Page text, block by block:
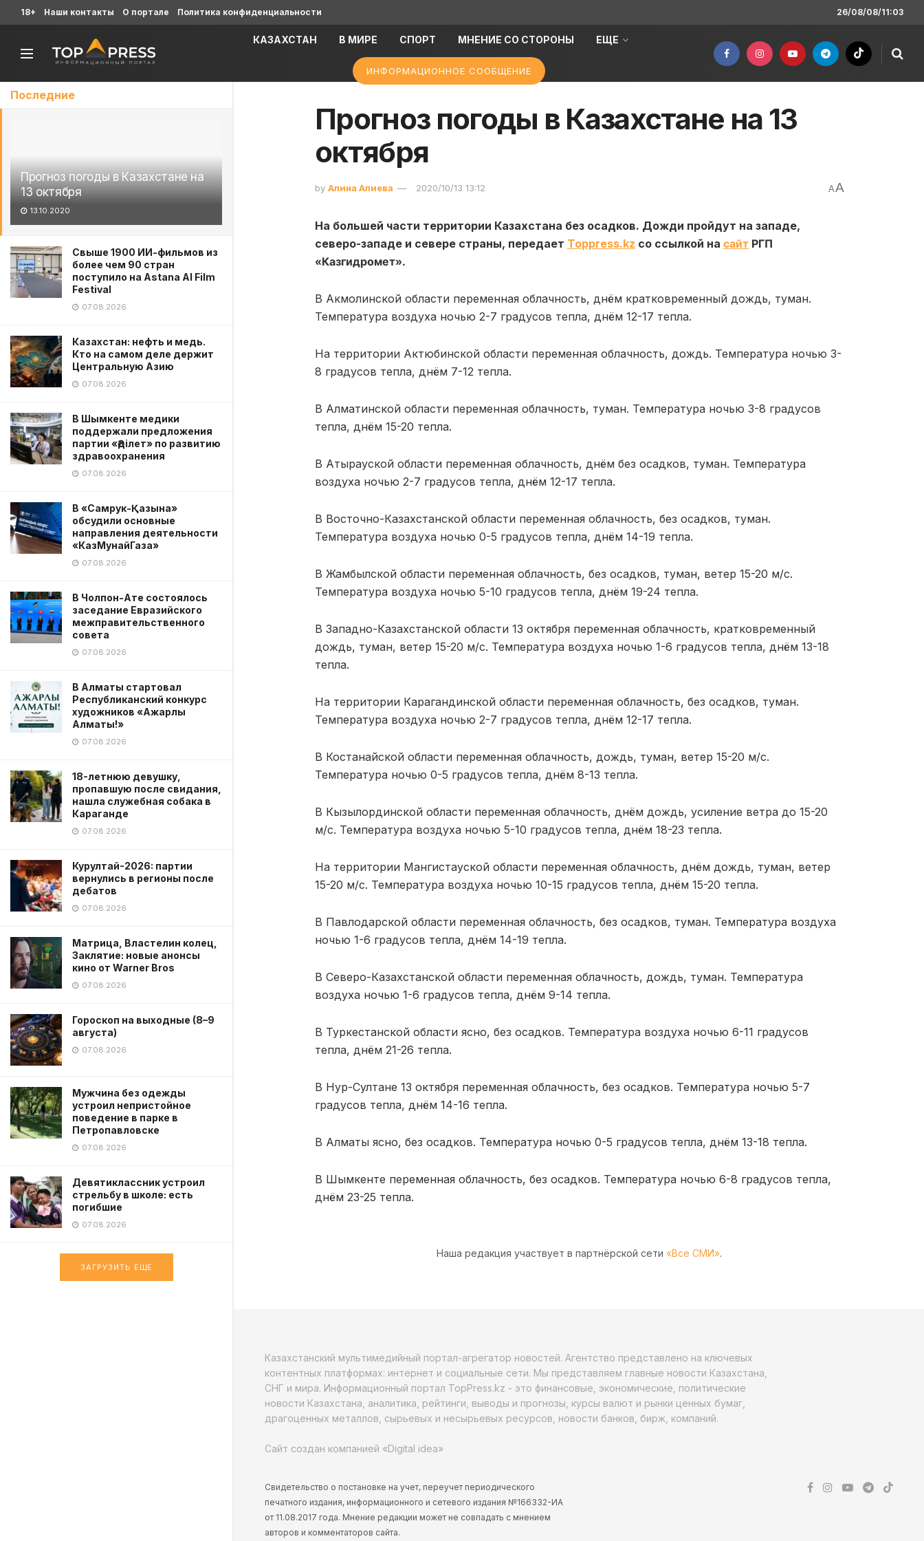
Последние
Прогноз погоды в Казахстане на
13 октября
13.10.2020
Свыше 1900 ИИ-фильмов из
более чем 90 стран
поступило на Astana AI Film
Festival
07.08.2026
Казахстан: нефть и медь.
Кто на самом деле держит
Центральную Азию
07.08.2026
В Шымкенте медики
поддержали предложения
партии «Әділет» по развитию
здравоохранения
07.08.2026
В «Самрук-Қазына»
обсудили основные
направления деятельности
«КазМунайГаза»
07.08.2026
В Чолпон-Ате состоялось
заседание Евразийского
межправительственного
совета
07.08.2026
В Алматы стартовал
Республиканский конкурс
художников «Ажарлы
Алматы!»
07.08.2026
18-летнюю девушку,
пропавшую после свидания,
нашла служебная собака в
Караганде
07.08.2026
Курултай-2026: партии
вернулись в регионы после
дебатов
07.08.2026
Матрица, Властелин колец,
Заклятие: новые анонсы
кино от Warner Bros
07.08.2026
Гороскоп на выходные (8–9
августа)
07.08.2026
Мужчина без одежды
устроил непристойное
поведение в парке в
Петропавловске
07.08.2026
Девятиклассник устроил
стрельбу в школе: есть
погибшие
07.08.2026
ЗАГРУЗИТЬ ЕЩЕ
18+ Наши контакты О портале Политика конфиденциальности 26/08/08/11:03
КАЗАХСТАН В МИРЕ СПОРТ МНЕНИЕ СО СТОРОНЫ ЕЩЕ
ИНФОРМАЦИОННОЕ СООБЩЕНИЕ
Прогноз погоды в Казахстане на 13
октября
by Алина Алиева 2020/10/13 13:12 AA
На большей части территории Казахстана без осадков. Дожди пройдут на западе,
северо-западе и севере страны, передает Toppress.kz со ссылкой на сайт РГП
«Казгидромет».
В Акмолинской области переменная облачность, днём кратковременный дождь, туман.
Температура воздуха ночью 2-7 градусов тепла, днём 12-17 тепла.
На территории Актюбинской области переменная облачность, дождь. Температура ночью 3-
8 градусов тепла, днём 7-12 тепла.
В Алматинской области переменная облачность, туман. Температура ночью 3-8 градусов
тепла, днём 15-20 тепла.
В Атырауской области переменная облачность, днём без осадков, туман. Температура
воздуха ночью 2-7 градусов тепла, днём 12-17 тепла.
В Восточно-Казахстанской области переменная облачность, без осадков, туман.
Температура воздуха ночью 0-5 градусов тепла, днём 14-19 тепла.
В Жамбылской области переменная облачность, без осадков, туман, ветер 15-20 м/с.
Температура воздуха ночью 5-10 градусов тепла, днём 19-24 тепла.
В Западно-Казахстанской области 13 октября переменная облачность, кратковременный
дождь, туман, ветер 15-20 м/с. Температура воздуха ночью 1-6 градусов тепла, днём 13-18
тепла.
На территории Карагандинской области переменная облачность, без осадков, туман.
Температура воздуха ночью 2-7 градусов тепла, днём 12-17 тепла.
В Костанайской области переменная облачность, дождь, туман, ветер 15-20 м/с.
Температура ночью 0-5 градусов тепла, днём 8-13 тепла.
В Кызылординской области переменная облачность, днём дождь, усиление ветра до 15-20
м/с. Температура воздуха ночью 5-10 градусов тепла, днём 18-23 тепла.
На территории Мангистауской области переменная облачность, днём дождь, туман, ветер
15-20 м/с. Температура воздуха ночью 10-15 градусов тепла, днём 15-20 тепла.
В Павлодарской области переменная облачность, без осадков, туман. Температура воздуха
ночью 1-6 градусов тепла, днём 14-19 тепла.
В Северо-Казахстанской области переменная облачность, дождь, туман. Температура
воздуха ночью 1-6 градусов тепла, днём 9-14 тепла.
В Туркестанской области ясно, без осадков. Температура воздуха ночью 6-11 градусов
тепла, днём 21-26 тепла.
В Нур-Султане 13 октября переменная облачность, без осадков. Температура ночью 5-7
градусов тепла, днём 14-16 тепла.
В Алматы ясно, без осадков. Температура ночью 0-5 градусов тепла, днём 13-18 тепла.
В Шымкенте переменная облачность, без осадков. Температура ночью 6-8 градусов тепла,
днём 23-25 тепла.
Наша редакция участвует в партнёрской сети «Все СМИ».
Казахстанский мультимедийный портал-агрегатор новостей. Агентство представлено на ключевых
контентных платформах: интернет и социальные сети. Мы представляем главные новости Казахстана,
СНГ и мира. Информационный портал TopPress.kz - это финансовые, экономические, политические
новости Казахстана, аналитика, рейтинги, выводы и прогнозы, курсы валют и рынки ценных бумаг,
драгоценных металлов, сырьевых и несырьевых ресурсов, новости банков, бирж, компаний.
Сайт создан компанией «Digital idea»
Свидетельство о постановке на учет, переучет периодического
печатного издания, информационного и сетевого издания №166332-ИА
от 11.08.2017 года. Мнение редакции может не совпадать с мнением
авторов и комментаторов сайта.